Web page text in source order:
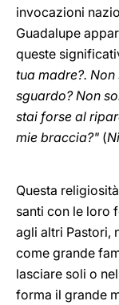
invocazioni
Guadalupe
queste
tua madre?.
sguardo? Non
stai forse al
mie braccia?" (
Questa
santi con le loro
agli altri Pastori,
come grande
lasciare soli o
forma il grande